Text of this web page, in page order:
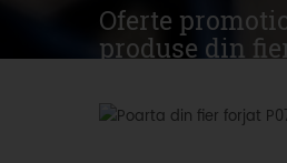
Oferte
produse din